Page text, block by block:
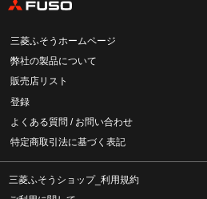
三菱ふそうホームページ
弊社の製品について
販売店リスト
登録
よくある質問 / お問い合わせ
特定商取引法に基づく表記
三菱ふそうショップ_利用規約